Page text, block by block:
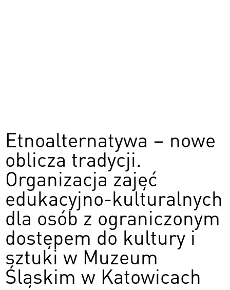
Etnoalternatywa – nowe
oblicza tradycji.
Organizacja zajęć
edukacyjno-kulturalnych
dla osób z ograniczonym
dostępem do kultury i
sztuki w Muzeum
Śląskim w Katowicach